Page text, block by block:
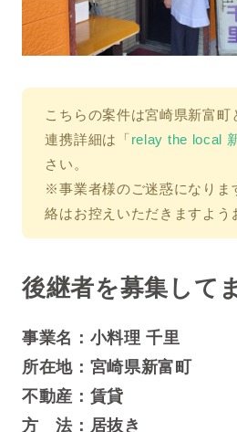
こちらの案件は宮崎県新富町
連携詳細は「relay the local
さい。
※事業者様のご迷惑になりま
絡はお控えいただきますよう
後継者を募集して
事業名：小料理 千里
所在地：宮崎県新富町
不動産：賃貸
方 法：居抜き